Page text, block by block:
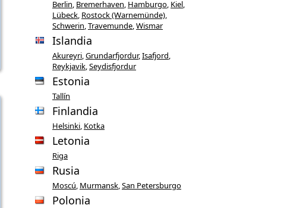
Berlin Bremerhaven Hamburgo Kiel
Lübeck Rostock (Warnemünde)
Schwerin Travemunde Wismar
Islandia
Akureyri Grundarfjordur,Isafjord
Reykjavik Seydisfjordur
Estonia
Tallín
Finlandia
Helsinki Kotka
Letonia
Riga
Rusia
Moscú Murmansk San Petersburgo
Polonia